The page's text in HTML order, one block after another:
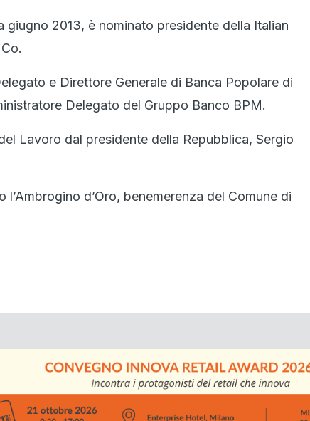
giugno 2013, è nominato presidente della Italian
e Direttore Generale di Banca Popolare di
Delegato del Gruppo Banco BPM.
Lavoro dal presidente della Repubblica, Sergio
d’Oro, benemerenza del Comune di